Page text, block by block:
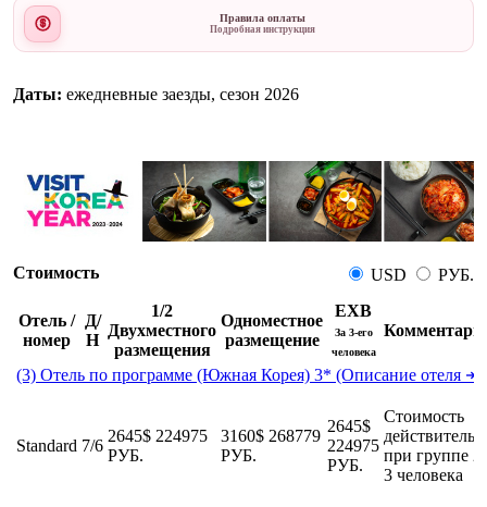
Правила оплаты
Подробная инструкция
Даты: ежедневные заезды, сезон 2026
Стоимость USD РУБ.
Отель /
номер
Д/
Н
1/2
Двухместного
размещения
Одноместное
размещение
EXB
За 3-его
человека
(3) Отель по программе (Южная Корея) 3* (Описание отеля ↠)
Standard 7/6
2645$ 224975
РУБ.
3160$ 268779
РУБ.
2645$
224975
РУБ.
Стоимость
при группе 2-
3 человека